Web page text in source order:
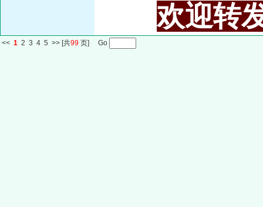
欢迎转
<< 1 2 3 4 5 >> [共99 页] Go